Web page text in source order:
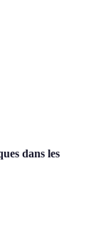
dans les